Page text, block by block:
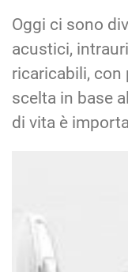
Oggi ci sono
acustici,
ricaricabili, con
scelta in base
di vita è